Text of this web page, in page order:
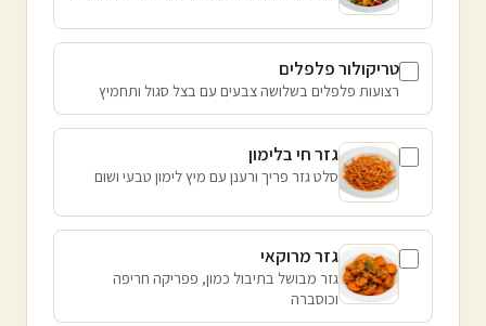
טריקולור פלפלים
רצועות פלפלים בשלושה צבעים עם בצל סגול ותחמיץ
גזר חי בלימון
סלט גזר פריך ורענן עם מיץ לימון טבעי ושום
גזר מרוקאי
גזר מבושל בתיבול כמון, פפריקה חריפה
וכוסברה